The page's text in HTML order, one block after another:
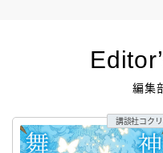
編集
講談社コク